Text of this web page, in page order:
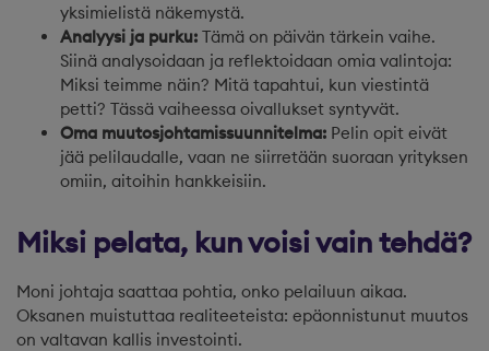
yksimielistä näkemystä.
Analyysi ja purku: Tämä on päivän tärkein vaihe.
Siinä analysoidaan ja reflektoidaan omia valintoja:
Miksi teimme näin? Mitä tapahtui, kun viestintä
petti? Tässä vaiheessa oivallukset syntyvät.
Oma muutosjohtamissuunnitelma: Pelin opit eivät
jää pelilaudalle, vaan ne siirretään suoraan yrityksen
omiin, aitoihin hankkeisiin.
Miksi pelata, kun voisi vain tehdä?
Moni johtaja saattaa pohtia, onko pelailuun aikaa.
Oksanen muistuttaa realiteeteista: epäonnistunut muutos
on valtavan kallis investointi.